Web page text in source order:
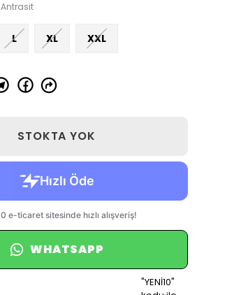
Antrasit
L XL XXL
STOKTA YOK
WHATSAPP
"YENİ10"